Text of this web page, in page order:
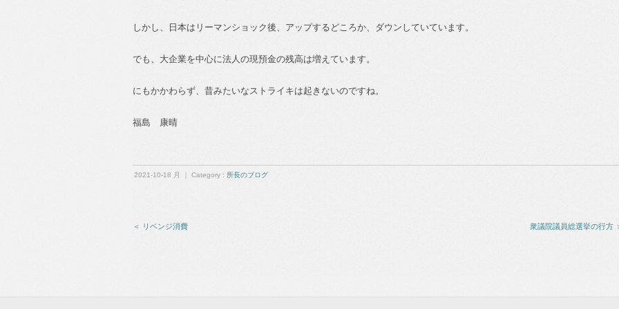
しかし、日本はリーマンショック後、アップするどころか、ダウンしていています。
でも、大企業を中心に法人の現預金の残高は増えています。
にもかかわらず、昔みたいなストライキは起きないのですね。
福島 康晴
2021-10-18 月 ｜ Category : 所長のブログ
＜ リベンジ消費 衆議院議員総選挙の行方